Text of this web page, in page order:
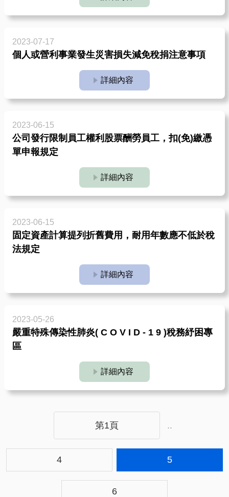
2023-07-17
個人或營利事業發生災害損失減免稅捐注意事項
詳細內容
2023-06-15
公司發行限制員工權利股票酬勞員工，扣(免)繳憑
單申報規定
詳細內容
2023-06-15
固定資產計算提列折舊費用，耐用年數應不低於稅
法規定
詳細內容
2023-05-26
嚴重特殊傳染性肺炎( C O V I D - 1 9 )稅務紓困專
區
詳細內容
第1頁 ..
4 5
6